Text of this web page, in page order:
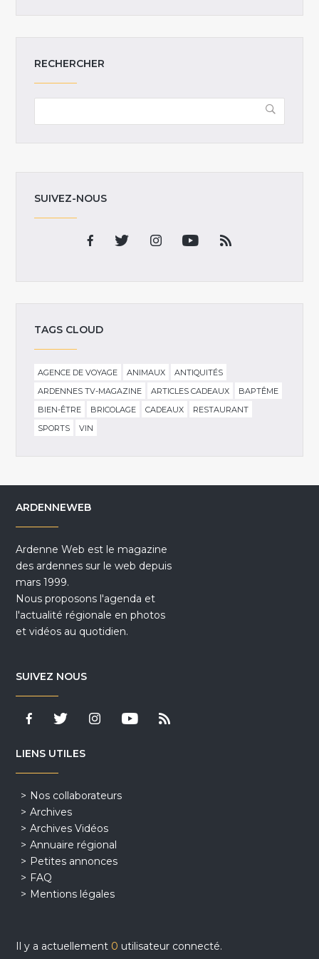
RECHERCHER
SUIVEZ-NOUS
TAGS CLOUD
AGENCE DE VOYAGE ANIMAUX
ANTIQUITÉS
ARDENNES TV-MAGAZINE
ARTICLES CADEAUX
BAPTÊME
BIEN-ÊTRE
BRICOLAGE CADEAUX
RESTAURANT
SPORTS
VIN
ARDENNEWEB
Ardenne Web est le magazine
des ardennes sur le web depuis
mars 1999.
Nous proposons l'agenda et
l'actualité régionale en photos
et vidéos au quotidien.
SUIVEZ NOUS
LIENS UTILES
Nos collaborateurs
Archives
Archives Vidéos
Annuaire régional
Petites annonces
FAQ
Mentions légales
Il y a actuellement 0 utilisateur connecté.